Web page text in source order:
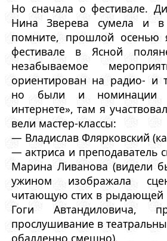
Но сначала о фестивале.
Нина Зверева сумела и в
помните, прошлой осенью
фестивале в Ясной
незабываемое
ориентирован на радио- и
но были и номинации
интернете», там я
вели мастер-классы:
— Владислав Флярковский
— актриса и преподаватель
Марина Ливанова (видели
ужином изображала
читающую стих в рыдающей
Гоги Автандиловича,
прослушивание в
обалденно смешно).